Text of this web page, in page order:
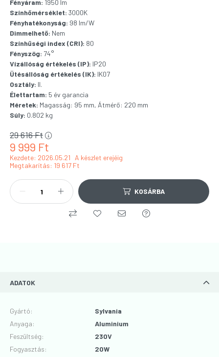
Fényáram: 1950 lm
Színhőmérséklet: 3000K
Fényhatékonyság: 98 lm/W
Dimmelhető: Nem
Színhűségi index (CRI): 80
Fényszög: 74°
Vízállóság értékelés (IP): IP20
Ütésállóság értékelés (IK): IK07
Osztály: II.
Élettartam: 5 év garancia
Méretek: Magasság: 95 mm, Átmérő: 220 mm
Súly: 0.802 kg
9 999 Ft
29 616Ft
Kezdete: 2026.05.21
A készlet erejéig
Megtakarítás 19 617 Ft
KOSÁRBA
ADATOK
Gyártó:
Sylvania
Anyaga:
Aluminium
Feszültség:
230V
Fogyasztás:
20W